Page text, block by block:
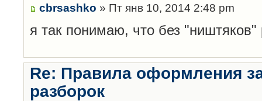
cbrsashko » Пт янв 10, 2014 2:48 pm
я так понимаю, что без "ништяков"
Re: Правила оформления
разборок